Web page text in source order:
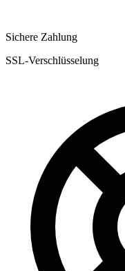
Sichere Zahlung
SSL-Verschlüsselung